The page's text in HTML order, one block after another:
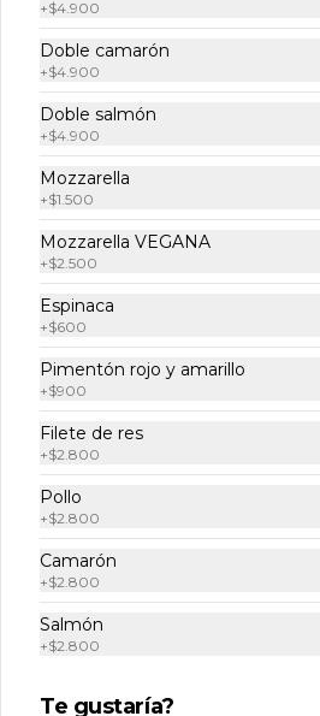
$2.950
Coca cola light lata
$2.950
Coca cola zero lata
$2.950
Fanta lata
+$4.900
Doble camarón
+$4.900
Doble salmón
+$4.900
Mozzarella
+$1.500
Mozzarella VEGANA
+$2.500
Espinaca
+$600
Pimentón rojo y amarillo
+$900
Filete de res
+$2.800
Pollo
+$2.800
Camarón
+$2.800
Salmón
+$2.800
Te gustaría?